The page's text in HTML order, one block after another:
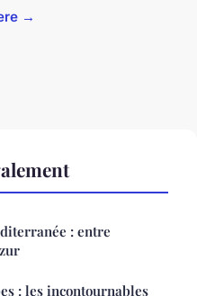
→
: entre
: les incontournables